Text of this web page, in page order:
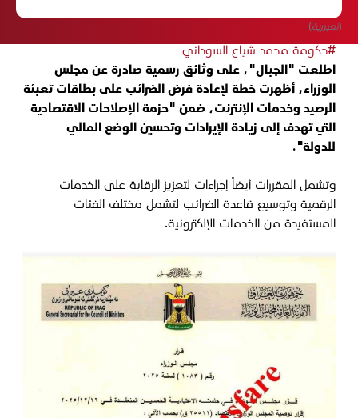
(تعبيرية)
#حكومة محمد شياع السوداني
اطلعت "الجبال"، على وثائق رسمية صادرة عن مجلس
الوزراء، أظهرت خطة لإعادة فرض الضرائب على بطاقات تعبئة
الرصيد وخدمات الإنترنت، ضمن "حزمة الإصلاحات الاقتصادية
التي تهدف إلى زيادة الإيرادات وتحسين الوضع المالي
للدولة".
وتشمل المقررات أيضاً إجراءات لتعزيز الرقابة على الخدمات
الرقمية وتوسيع قاعدة الضرائب لتشمل مختلف الفئات
المستفيدة من الخدمات الإلكترونية.